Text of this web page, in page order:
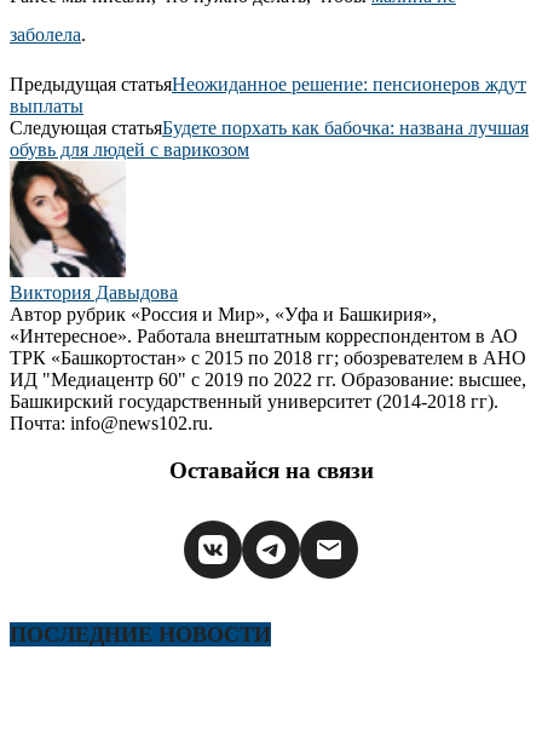
заболела.
Предыдущая статьяНеожиданное решение: пенсионеров ждут
выплаты
Следующая статьяБудете порхать как бабочка: названа лучшая
обувь для людей с варикозом
Виктория Давыдова
Автор рубрик «Россия и Мир», «Уфа и Башкирия»,
«Интересное». Работала внештатным корреспондентом в АО
ТРК «Башкортостан» с 2015 по 2018 гг; обозревателем в АНО
ИД "Медиацентр 60" с 2019 по 2022 гг. Образование: высшее,
Башкирский государственный университет (2014-2018 гг).
Почта: info@news102.ru.
Оставайся на связи
ПОСЛЕДНИЕ НОВОСТИ